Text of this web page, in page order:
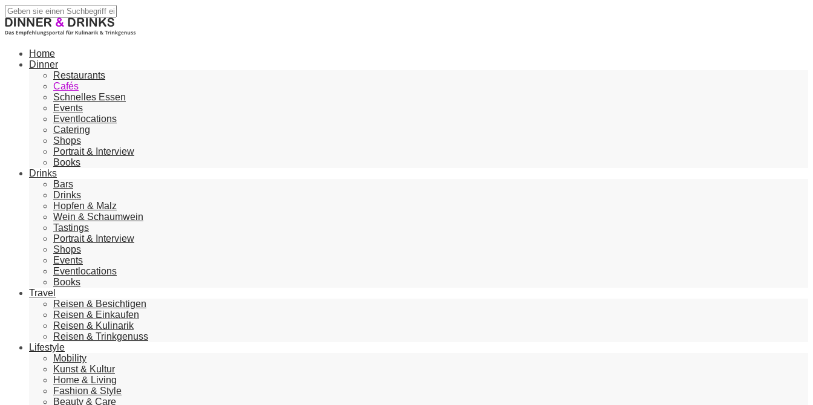
Home
Dinner
Restaurants
Cafés
Schnelles Essen
Events
Eventlocations
Catering
Shops
Portrait & Interview
Books
Drinks
Bars
Drinks
Hopfen & Malz
Wein & Schaumwein
Tastings
Portrait & Interview
Shops
Events
Eventlocations
Books
Travel
Reisen & Besichtigen
Reisen & Einkaufen
Reisen & Kulinarik
Reisen & Trinkgenuss
Lifestyle
Mobility
Kunst & Kultur
Home & Living
Fashion & Style
Beauty & Care